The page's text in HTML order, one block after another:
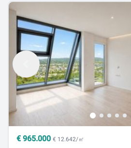
€ 965.000 € 12.642/㎡